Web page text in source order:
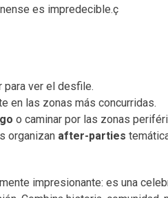
es impredecible.ç
para ver el desfile.
en las zonas más concurridas.
o caminar por las zonas
organizan after-parties
impresionante: es una